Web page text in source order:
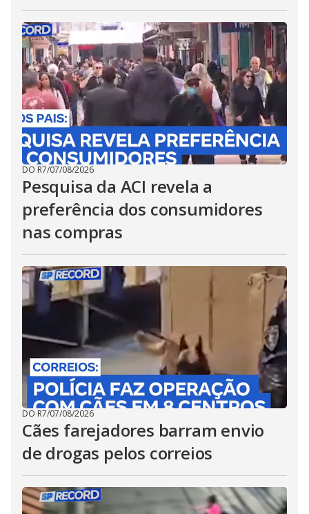
DO R7/07/08/2026
Pesquisa da ACI revela a
preferência dos consumidores
nas compras
DO R7/07/08/2026
Cães farejadores barram envio
de drogas pelos correios